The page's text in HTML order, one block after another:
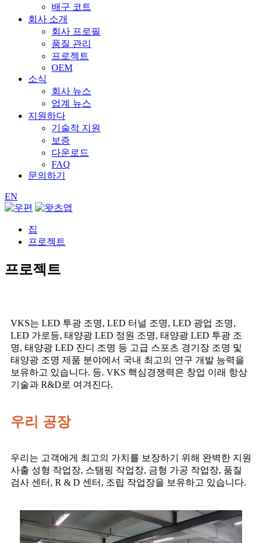
배구 코트
회사 소개
회사 프로필
품질 관리
프로젝트
OEM
소식
회사 뉴스
업계 뉴스
지원하다
기술적 지원
보증
다운로드
FAQ
문의하기
EN
집
프로젝트
프로젝트
VKS는 LED 투광 조명, LED 터널 조명, LED 광업 조명,
LED 가로등, 태양광 LED 정원 조명, 태양광 LED 투광 조
명, 태양광 LED 잔디 조명 등 고급 스포츠 경기장 조명 및
태양광 조명 제품 분야에서 국내 최고의 연구 개발 능력을
보유하고 있습니다. 등. VKS 핵심경쟁력은 창업 이래 항상
기술과 R&D로 여겨진다.
우리 공장
우리는 고객에게 최고의 가치를 보장하기 위해 완벽한 지원
사출 성형 작업장, 스탬핑 작업장, 금형 가공 작업장, 품질
검사 센터, R & D 센터, 조립 작업장을 보유하고 있습니다.